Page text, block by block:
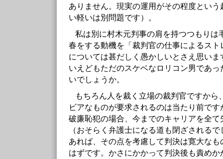
ありません。現実の運用がその程度とい
い軽いは別問題です）。
私は別に村木元判事の肩を持つつもりは
春をする動機を「裁判官の仕事によるス
については甚だしく愚かしいとさえ思い
いえどもただのスケベなロリコン男であ
いでしょうか。
もちろん人を裁く立場の裁判官ですから
ビアなものが要求されるのは当たり前で
破廉恥犯の場合、今までのキャリアを全
（おそらく弁護士になる道も閉ざされる
あれば、その点を考慮して判決は寛大な
はずです。かさにかかって判決後も責め